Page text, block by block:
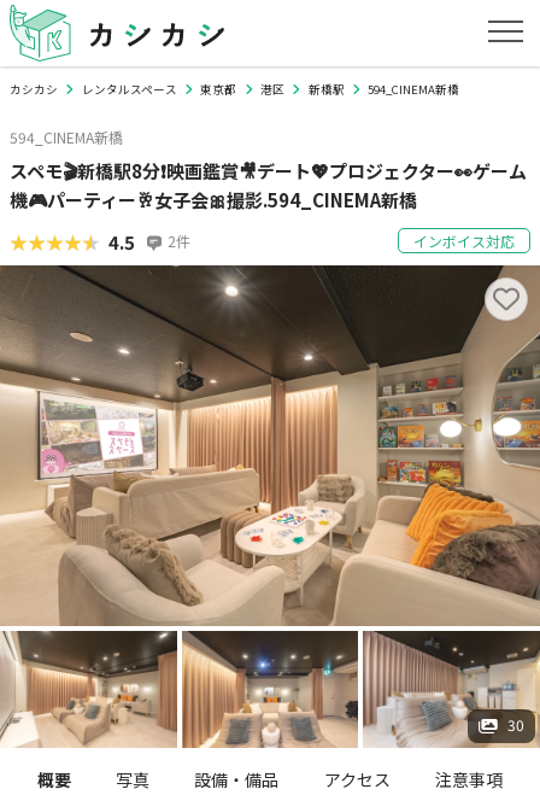
カシカシ レンタルスペース 東京都 港区 新橋駅 594_CINEMA新橋
594_CINEMA新橋
スペモ🎬新橋駅8分❗映画鑑賞🎥デート💖プロジェクター👀ゲーム
機🎮パーティー🥂女子会🎀撮影.594_CINEMA新橋
★★★★★
★★★★★ 4.5 2件 インボイス対応
30
概要 写真 設備・備品 アクセス 注意事項